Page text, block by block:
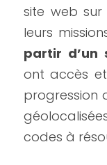
site web sur
leurs
partir d’un
ont accès
progression
codes à